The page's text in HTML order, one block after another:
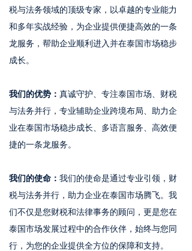
税与法务领域的顶级专家，以卓越的专业能力
和多年实战经验，为企业提供便捷高效的一条
龙服务，帮助企业顺利进入并在泰国市场稳步
成长。
我们的优势： 真诚守护、专注泰国市场、财税
与法务并行，专业辅助企业跨境布局、助力企
业在泰国市场稳步成长、多语言服务、高效便
捷的一条龙服务。
我们的使命： 我们的使命是通过专业引领，财
税与法务并行，助力企业在泰国市场腾飞。我
们不仅是您财税和法律事务的顾问，更是您在
泰国市场发展过程中的合作伙伴，始终与您同
行，为您的企业提供全方位的保障和支持。